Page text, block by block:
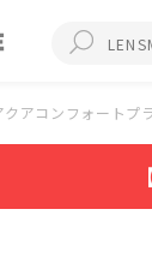
アコンフォートプ